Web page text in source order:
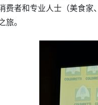
费者和专业人士（美食
旅。